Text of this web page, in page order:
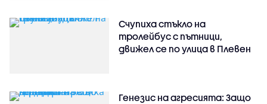
Счупиха стъкло на
тролейбус с пътници,
движел се по улица в Плевен
Генезис на агресията: Защо